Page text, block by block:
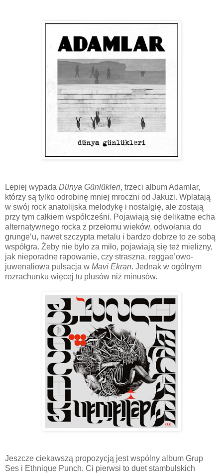
Lepiej wypada Dünya Günlükleri, trzeci album Adamlar,
którzy są tylko odrobinę mniej mroczni od Jakuzi. Wplatają
w swój rock anatolijska melodykę i nostalgię, ale zostają
przy tym całkiem współcześni. Pojawiają się delikatne echa
alternatywnego rocka z przełomu wieków, odwołania do
grunge’u, nawet szczypta metalu i bardzo dobrze to ze sobą
współgra. Żeby nie było za miło, pojawiają się też mielizny,
jak nieporadne rapowanie, czy straszna, reggae’owo-
juwenaliowa pulsacja w Mavi Ekran. Jednak w ogólnym
rozrachunku więcej tu plusów niż minusów.
Jeszcze ciekawszą propozycją jest wspólny album Grup
Ses i Ethnique Punch. Ci pierwsi to duet stambulskich